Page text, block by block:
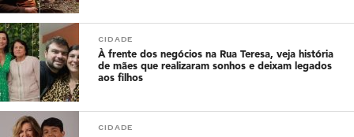
CIDADE
À frente dos negócios na Rua Teresa, veja história
de mães que realizaram sonhos e deixam legados
aos filhos
CIDADE